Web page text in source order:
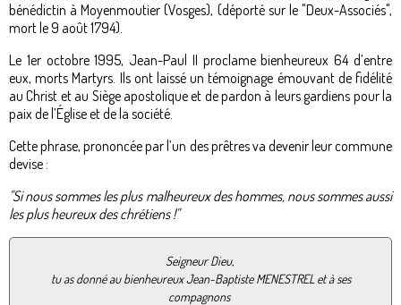
bénédictin à Moyenmoutier (Vosges), (déporté sur le "Deux-Associés",
mort le 9 août 1794).
Le 1er octobre 1995, Jean-Paul II proclame bienheureux 64 d’entre
eux, morts Martyrs. Ils ont laissé un témoignage émouvant de fidélité
au Christ et au Siège apostolique et de pardon à leurs gardiens pour la
paix de l’Église et de la société.
Cette phrase, prononcée par l’un des prêtres va devenir leur commune
devise :
"Si nous sommes les plus malheureux des hommes, nous sommes aussi
les plus heureux des chrétiens !"
Seigneur Dieu,
tu as donné au bienheureux Jean-Baptiste MENESTREL et à ses
compagnons